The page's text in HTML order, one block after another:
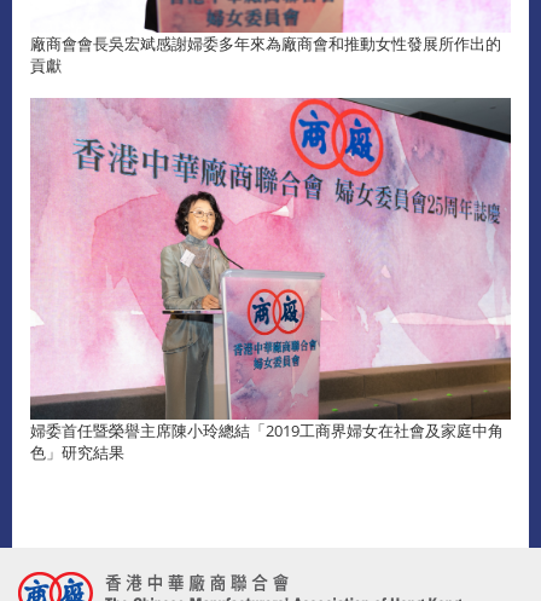
廠商會會長吳宏斌感謝婦委多年來為廠商會和推動女性發展所作出的
貢獻
婦委首任暨榮譽主席陳小玲總結「2019工商界婦女在社會及家庭中角
色」研究結果